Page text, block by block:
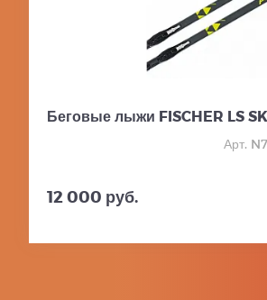
Беговые лыжи FISCHER LS
Арт.
12 000 руб.